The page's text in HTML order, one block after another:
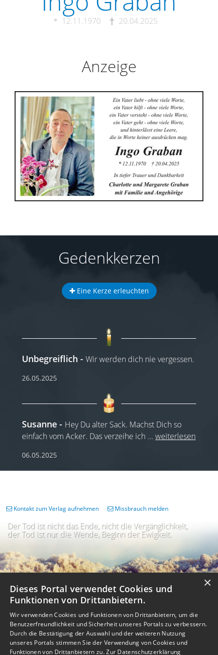
12.11.1970 20.04.2025
Anzeige
Gedenkkerzen
Eine Kerze erleuchten
Unbegreiflich Wir werden dich nie vergessen.
26.05.2025
Susanne
Hey Du alter Sack. Machst Dich so
einfach vom Acker. Das verzeihe ich ... weiterlesen
06.05.2025
Der Tod ist nicht das Ende, nicht die Vergänglichkeit,
der Tod ist nur die Wende, Beginn der Ewigkeit.
Kontakt zum Verlag aufnehmen Missbrauch melden
Impressum Nutzungsbedingungen Datenschutz
AGB
Barrierefreiheit
Barriere melden IAccessibility-Modus aktivieren
×
Dieses Portal verwendet Cookies und
Funktionen von Drittanbietern.
Wir verwenden Cookies und Funktionen von Drittanbietern, um die
Benutzerfreundlichkeit und Sicherheit unseres Portals zu verbessern.
Durch die Bestätigung der Auswahl und der weiteren Nutzung
unseres Portals stimmen Sie der Verwendung von Cookies und
Funktionen von Drittanbietern zu.Zur Datenschutzerklärung